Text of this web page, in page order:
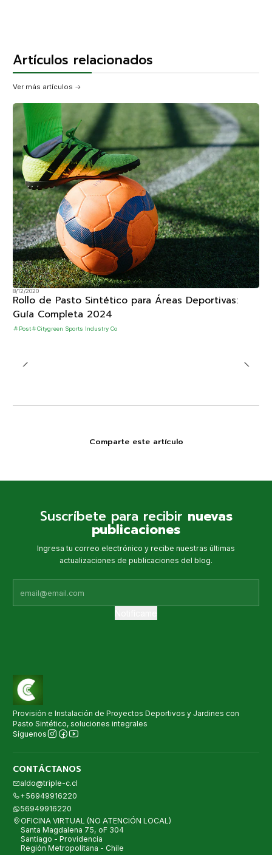
Artículos relacionados
Ver más artículos
8/12/2020
Rollo de Pasto Sintético para Áreas Deportivas:
Guía Completa 2024
Post Citygreen Sports Industry Co
Comparte este artículo
Suscríbete para recibir nuevas
publicaciones
Ingresa tu correo electrónico y recibe nuestras últimas
actualizaciones de publicaciones del blog.
Provisión e Instalación de Proyectos Deportivos y Jardines con
Pasto Sintético, soluciones integrales
Síguenos
CONTÁCTANOS
aldo@triple-c.cl
+56949916220
56949916220
OFICINA VIRTUAL (NO ATENCIÓN LOCAL)
Santa Magdalena 75, oF 304
Santiago - Providencia
Región Metropolitana - Chile